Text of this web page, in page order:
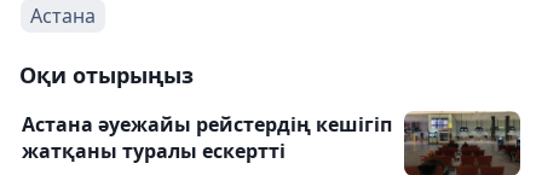
Астана
Оқи отырыңыз
Астана әуежайы рейстердің кешігіп
жатқаны туралы ескертті